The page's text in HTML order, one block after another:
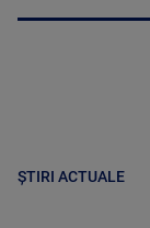
ȘTIRI ACTUALE